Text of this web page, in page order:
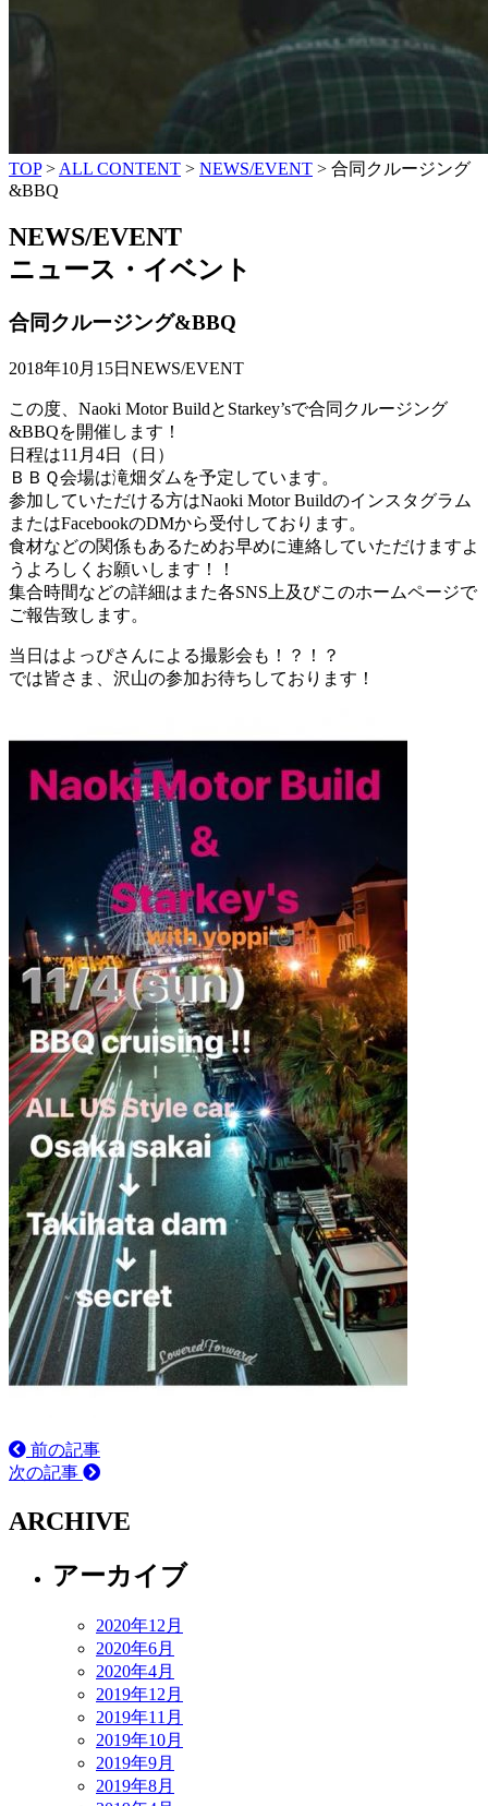
TOP> ALL CONTENT > NEWS/EVENT > 合同クルージング
&BBQ
NEWS/EVENT
ニュース・イベント
合同クルージング&BBQ
2018年10月15日 NEWS/EVENT
この度、Naoki Motor BuildとStarkey’sで合同クルージング
&BBQを開催します！
日程は11月4日（日）
ＢＢＱ会場は滝畑ダムを予定しています。
参加していただける方はNaoki Motor Buildのインスタグラム
またはFacebookのDMから受付しております。
食材などの関係もあるためお早めに連絡していただけますよ
うよろしくお願いします！！
集合時間などの詳細はまた各SNS上及びこのホームページで
ご報告致します。
当日はよっぴさんによる撮影会も！？！？
では皆さま、沢山の参加お待ちしており ます！
前の記事
次の記事
ARCHIVE
アーカイブ
2020年12月
2020年6月
2020年4月
2019年12月
2019年11月
2019年10月
2019年9月
2019年8月